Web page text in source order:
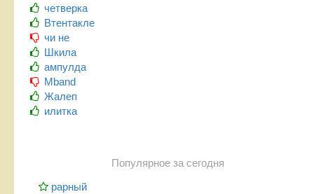
четверка
Втентакле
чи не
Шкила
ампулда
Mband
Жалеп
илитка
Популярное за сегодня
рарный